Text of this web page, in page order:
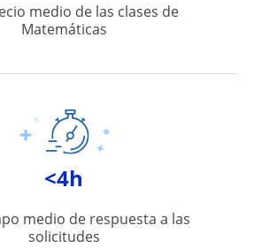
medio de las clases de
Matemáticas
<4h
medio de respuesta a las
solicitudes